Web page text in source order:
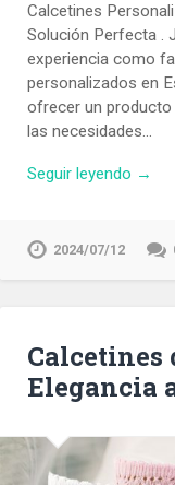
Calcetines
Solución Perfecta .
experiencia como
personalizados en
ofrecer un producto
las necesidades…
Seguir leyendo →
2024/07/12
Calcetines
Elegancia